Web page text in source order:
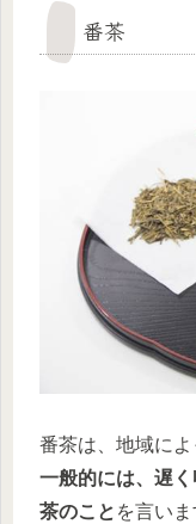
番茶
番茶は、地域によ
一般的には、遅
茶のこと を言いま